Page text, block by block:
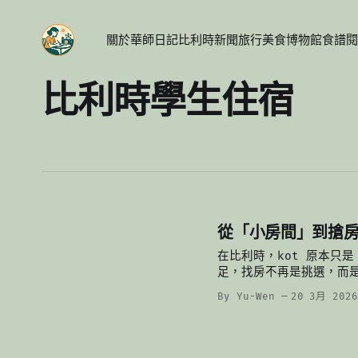
關於華師日記比利時新聞旅行美食博物館食譜
比利時學生住宿
從「小房間」到搶
在比利時，kot 原本只是
足，找房不再是挑選，而
By Yu-Wen 20 3月 2026